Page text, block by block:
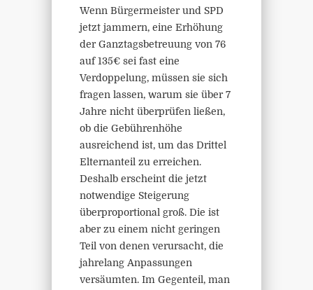
Wenn Bürgermeister und SPD
jetzt jammern, eine Erhöhung
der Ganztagsbetreuung von 76
auf 135€ sei fast eine
Verdoppelung, müssen sie sich
fragen lassen, warum sie über 7
Jahre nicht überprüfen ließen,
ob die Gebührenhöhe
ausreichend ist, um das Drittel
Elternanteil zu erreichen.
Deshalb erscheint die jetzt
notwendige Steigerung
überproportional groß. Die ist
aber zu einem nicht geringen
Teil von denen verursacht, die
jahrelang Anpassungen
versäumten. Im Gegenteil, man